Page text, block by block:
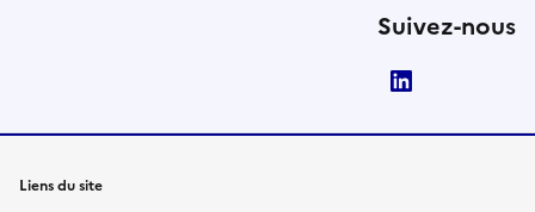
Suivez-nous
Liens du site